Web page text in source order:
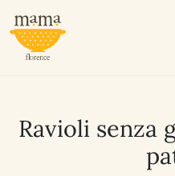
Ravioli senza